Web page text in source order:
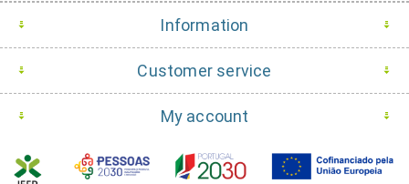
Information
Customer service
My account